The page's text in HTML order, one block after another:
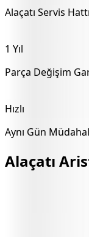
Alaçatı Servis Hattı
1 Yıl
Parça Değişim
Hızlı
Aynı Gün
Alaçatı